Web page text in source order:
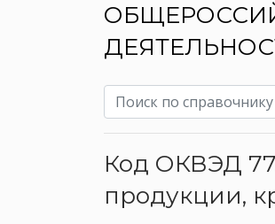
Код ОКВЭД
продукции,